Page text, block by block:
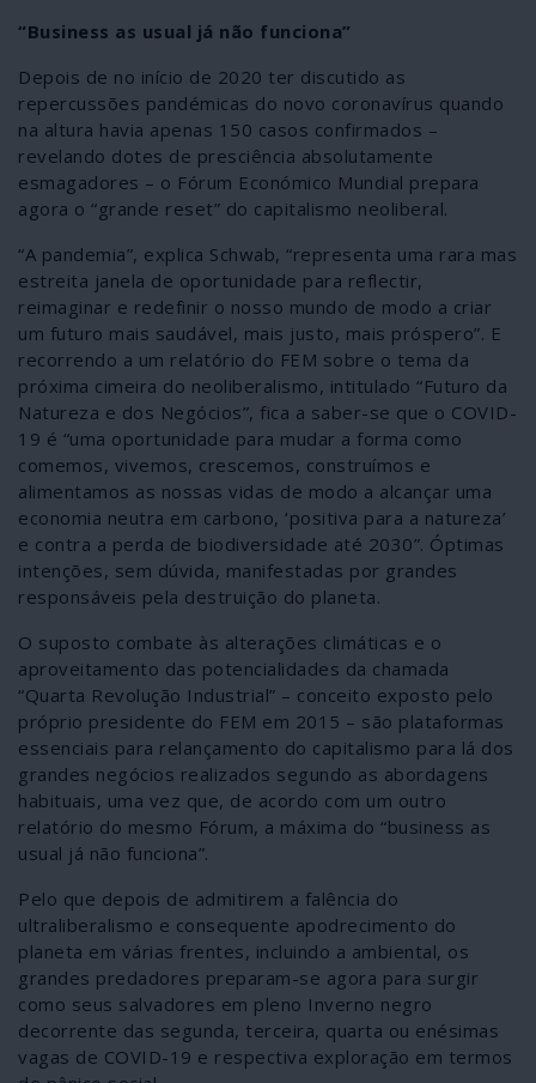
“Business as usual já não funciona”
Depois de no início de 2020 ter discutido as
repercussões pandémicas do novo coronavírus quando
na altura havia apenas 150 casos confirmados –
revelando dotes de presciência absolutamente
esmagadores – o Fórum Económico Mundial prepara
agora o “grande reset” do capitalismo neoliberal.
“A pandemia”, explica Schwab, “representa uma rara mas
estreita janela de oportunidade para reflectir,
reimaginar e redefinir o nosso mundo de modo a criar
um futuro mais saudável, mais justo, mais próspero”. E
recorrendo a um relatório do FEM sobre o tema da
próxima cimeira do neoliberalismo, intitulado “Futuro da
Natureza e dos Negócios”, fica a saber-se que o COVID-
19 é “uma oportunidade para mudar a forma como
comemos, vivemos, crescemos, construímos e
alimentamos as nossas vidas de modo a alcançar uma
economia neutra em carbono, ‘positiva para a natureza’
e contra a perda de biodiversidade até 2030”. Óptimas
intenções, sem dúvida, manifestadas por grandes
responsáveis pela destruição do planeta.
O suposto combate às alterações climáticas e o
aproveitamento das potencialidades da chamada
“Quarta Revolução Industrial” – conceito exposto pelo
próprio presidente do FEM em 2015 – são plataformas
essenciais para relançamento do capitalismo para lá dos
grandes negócios realizados segundo as abordagens
habituais, uma vez que, de acordo com um outro
relatório do mesmo Fórum, a máxima do “business as
usual já não funciona”.
Pelo que depois de admitirem a falência do
ultraliberalismo e consequente apodrecimento do
planeta em várias frentes, incluindo a ambiental, os
grandes predadores preparam-se agora para surgir
como seus salvadores em pleno Inverno negro
decorrente das segunda, terceira, quarta ou enésimas
vagas de COVID-19 e respectiva exploração em termos